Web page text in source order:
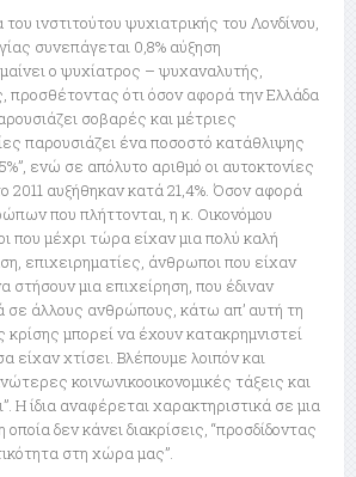
ινστιτούτου ψυχιατρικής του Λονδίνου,
συνεπάγεται 0,8% αύξηση
ο ψυχίατρος – ψυχαναλυτής,
προσθέτοντας ότι όσον αφορά την Ελλάδα
σοβαρές και μέτριες
παρουσιάζει ένα ποσοστό κατάθλιψης
ενώ σε απόλυτο αριθμό οι αυτοκτονίες
2011 αυξήθηκαν κατά 21,4%. Όσον αφορά
που πλήττονται, η κ. Οικονόμου
που μέχρι τώρα είχαν μια πολύ καλή
επιχειρηματίες, άνθρωποι που είχαν
στήσουν μια επιχείρηση, που έδιναν
σε άλλους ανθρώπους, κάτω απ’ αυτή τη
κρίσης μπορεί να έχουν κατακρημνιστεί
είχαν χτίσει. Βλέπουμε λοιπόν και
κοινωνικοοικονομικές τάξεις και
Η ίδια αναφέρεται χαρακτηριστικά σε μια
δεν κάνει διακρίσεις, “προσδίδοντας
στη χώρα μας”.